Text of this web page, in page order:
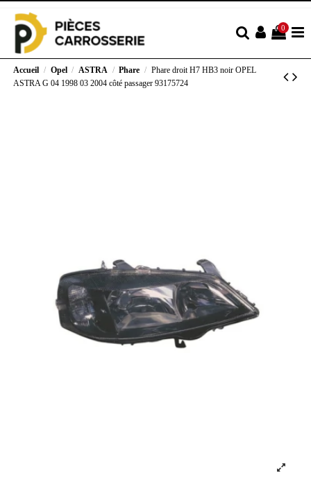
0
Accueil Opel ASTRA Phare
Phare droit H7 HB3 noir OPEL
ASTRA G 04 1998 03 2004 côté passager 93175724